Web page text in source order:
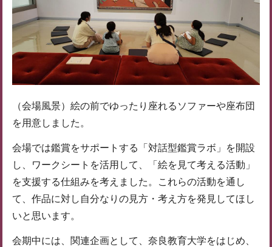
（会場風景）絵の前でゆったり座れるソファーや座布団
を用意しました。
会場では鑑賞をサポートする「対話型鑑賞ラボ」を開設
し、ワークシートを活用して、「絵を見て考える活動」
を支援する仕組みを考えました。これらの活動を通し
て、作品に対し自分なりの見方・考え方を発見してほし
いと思います。
会期中には、関連企画として、奈良教育大学をはじめ、